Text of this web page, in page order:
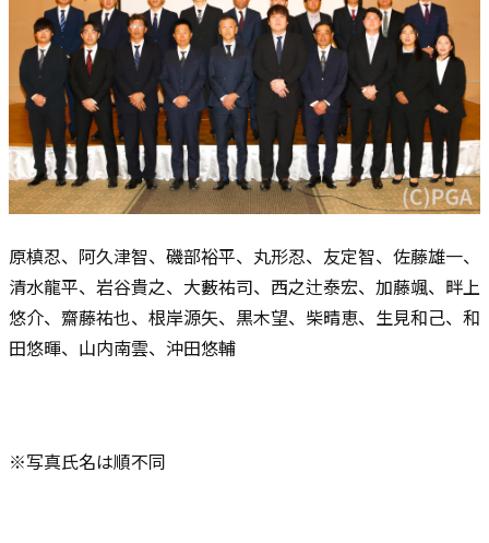
原槙忍、阿久津智、磯部裕平、丸形忍、友定智、佐藤雄一、
清水龍平、岩谷貴之、大藪祐司、西之辻泰宏、加藤颯、畔上
悠介、齋藤祐也、根岸源矢、黒木望、柴晴恵、生見和己、和
田悠暉、山内南雲、沖田悠輔
※写真氏名は順不同